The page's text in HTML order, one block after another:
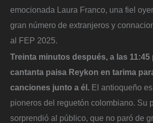
emocionada Laura Franco, una fiel
gran número de extranjeros y
al FEP 2025.
Treinta minutos después, a las 11:45
cantanta paisa Reykon en tarima
canciones junto a él. El antioqueño
pioneros del reguetón colombiano. Su
sorprendió al público, que no paró de